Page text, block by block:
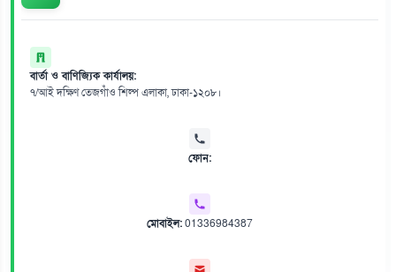
বার্তা ও বাণিজ্যিক কার্যালয়:
৭/আই দক্ষিণ তেজগাঁও শিল্প এলাকা, ঢাকা-১২০৮।
ফোন:
মোবাইল:01336984387